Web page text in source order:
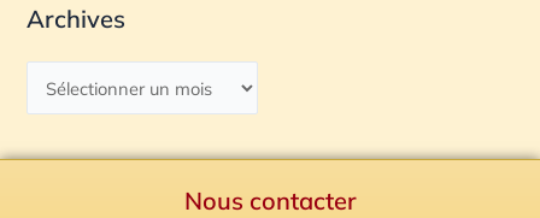
Archives
Nous contacter